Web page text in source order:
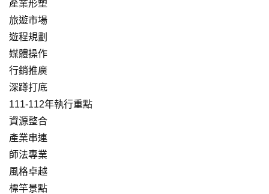
產業形塑
旅遊市場
遊程規劃
媒體操作
行銷推廣
深蹲打底
111-112年執行重點
資源整合
產業串連
師法專業
風格卓越
標竿景點